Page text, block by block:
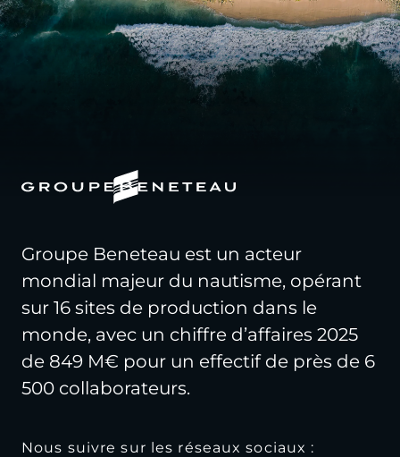
Groupe Beneteau est un acteur
mondial majeur du nautisme, opérant
sur 16 sites de production dans le
monde, avec un chiffre d’affaires 2025
de 849 M€ pour un effectif de près de 6
500 collaborateurs.
Nous suivre sur les réseaux sociaux :